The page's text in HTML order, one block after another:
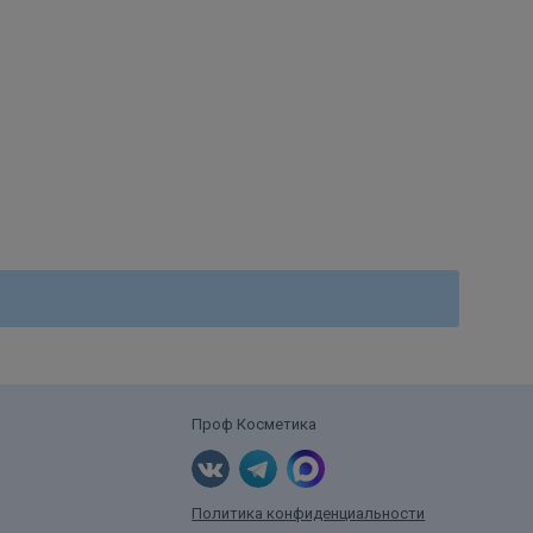
Проф Косметика
Политика конфиденциальности